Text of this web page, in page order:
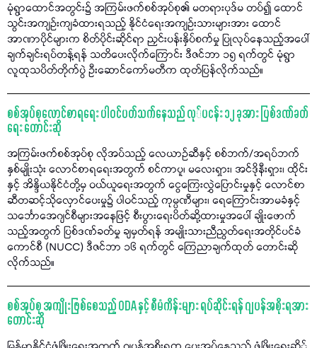
မုံရွာထောင်အတွင်း၌ အကြမ်းဖက်စစ်အုပ်စု၏ မတရားပုဒ်မ တပ်၍ ထောင်
သွင်းအကျဉ်းကျခံထားရသည့် နိုင်ငံရေးအကျဉ်းသားများအား ထောင်
အာဏာပိုင်များက စိတ်ပိုင်းဆိုင်ရာ ညှင်းပန်းနှိပ်စက်မှု ပြုလုပ်နေသည့်အပေါ်
ချက်ချင်းရပ်တန့်ရန် သတိပေးလိုက်ကြောင်း ဒီဇင်ဘာ ၁၅ ရက်တွင် မုံရွာ
လူထုသပိတ်တိုက်ပွဲ ဦးဆောင်ကော်မတီက ထုတ်ပြန်လိုက်သည်။
စစ်အုပ်စုလောင်စာရရေး ပါဝင်ပတ်သက်နေသည် လု်ပငန်း ၁၂ ခုအား ပြစ်ဒဏ်ခတ်
ရေး တောင်းဆို
အကြမ်းဖက်စစ်အုပ်စု လိုအပ်သည့် လေယာဉ်ဆီနှင့် စစ်ဘက်/အရပ်ဘက်
နှစ်မျိုးသုံး လောင်စာရရေးအတွက် စင်ကာပူ၊ မလေးရှား၊ အင်ဒိုနီးရှား၊ ထိုင်း
နှင့် အိန္ဒိယနိုင်ငံတို့မှ ဝယ်ယူရေးအတွက် ငွေကြေးလွှဲပြောင်းမှုနှင့် လောင်စာ
ဆီတဆင့်သိုလှောင်ပေးမှု၌ ပါဝင်သည့် ကုမ္ပဏီများ၊ ရေကြောင်းအာမခံနှင့်
သင်္ဘောအေဂျင်စီများအနေဖြင့် စီးပွားရေးပိတ်ဆို့ထားမှုအပေါ် ချိုးဖောက်
သည့်အတွက် ပြစ်ဒဏ်ခတ်မှု ချမှတ်ရန် အမျိုးသားညီညွတ်ရေးအတိုင်ပင်ခံ
ကောင်စီ (NUCC) ဒီဇင်ဘာ ၁၆ ရက်တွင် ကြေညာချက်ထုတ် တောင်းဆို
လိုက်သည်။
စစ်အုပ်စု အကျိုးဖြစ်စေသည့် ODA နှင့် စီမံကိန်းများ ရပ်ဆိုင်းရန် ဂျပန်အစိုးရအား
တောင်းဆို